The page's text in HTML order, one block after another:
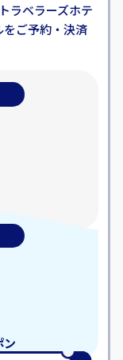
ラベラーズホテ
をご予約・決済
ン